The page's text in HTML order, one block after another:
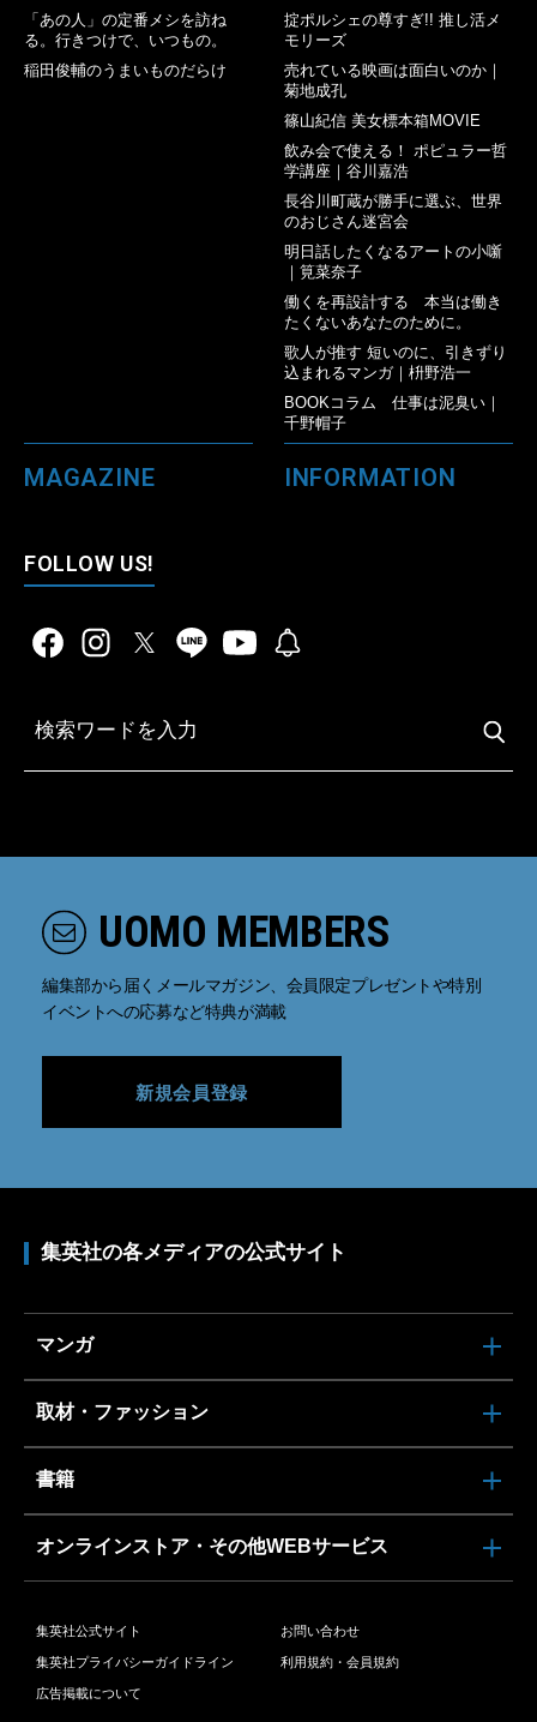
「あの人」の定番メシを訪ね
る。行きつけで、いつもの。
稲田俊輔のうまいものだらけ
掟ポルシェの尊すぎ!! 推し活メ
モリーズ
売れている映画は面白いのか｜
菊地成孔
篠山紀信 美女標本箱MOVIE
飲み会で使える！ ポピュラー哲
学講座｜谷川嘉浩
長谷川町蔵が勝手に選ぶ、世界
のおじさん迷宮会
明日話したくなるアートの小噺
｜筧菜奈子
働くを再設計する 本当は働き
たくないあなたのために。
歌人が推す 短いのに、引きずり
込まれるマンガ｜枡野浩一
BOOKコラム 仕事は泥臭い｜
千野帽子
MAGAZINE INFORMATION
FOLLOW US!
UOMO MEMBERS
編集部から届くメールマガジン、会員限定プレゼントや特別
イベントへの応募など特典が満載
新規会員登録
集英社の各メディアの公式サイト
マンガ
取材・ファッション
書籍
オンラインストア・その他WEBサービス
集英社公式サイト お問い合わせ
集英社プライバシーガイドライン 利用規約・会員規約
広告掲載について